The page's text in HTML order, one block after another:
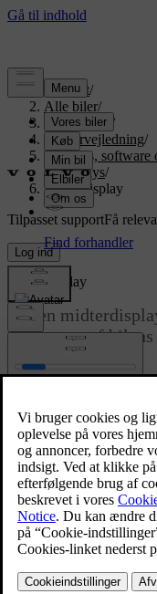
Support/
Alle biler/
EX90 2026 /
Brugervejledning/
Displays, software
Displays/
Midterdisplay
Tilpasset supportFå
Log ind
Opdateret 09.04.2025
Midterdisplay
Betjen
om mange af
Midterdisplayet sidder i